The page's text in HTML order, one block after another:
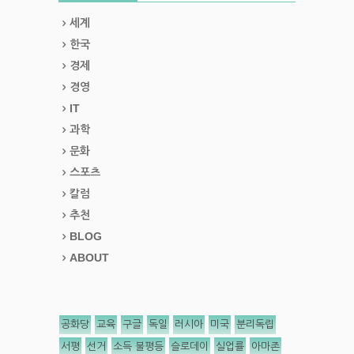
세계
한국
경제
경영
IT
과학
문화
스포츠
칼럼
추천
BLOG
ABOUT
공화당 교육 구글 독일 러시아 미국 분리독립
서평 선거 소득 불평등 슬로데이 실업률 아마존